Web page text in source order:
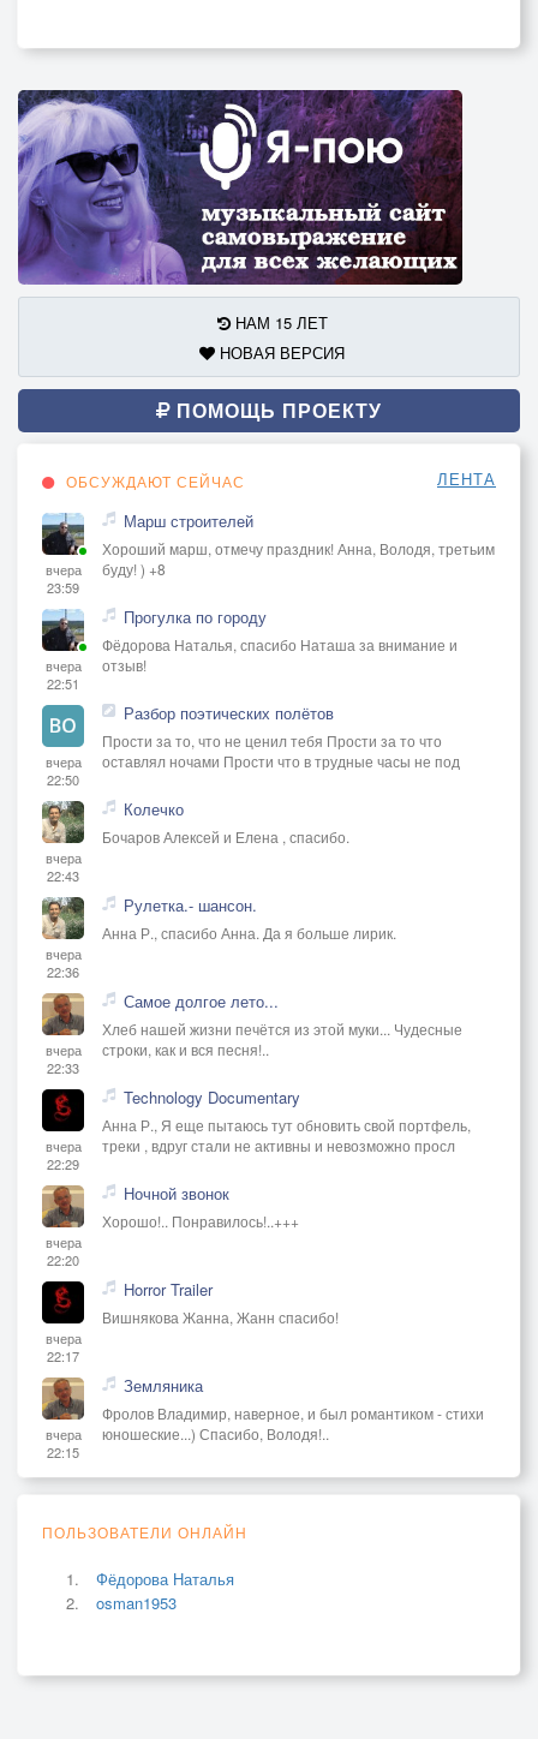
НАМ 15 ЛЕТ
НОВАЯ ВЕРСИЯ
ПОМОЩЬ ПРОЕКТУ
ОБСУЖДАЮТ СЕЙЧАС ЛЕНТА
вчера
23:59
Марш строителей
Хороший марш, отмечу праздник! Анна, Володя, третьим
буду! ) +8
вчера
22:51
Прогулка по городу
Фёдорова Наталья, спасибо Наташа за внимание и
отзыв!
вчера
22:50
Разбор поэтических полётов
Прости за то, что не ценил тебя Прости за то что
оставлял ночами Прости что в трудные часы не под
вчера
22:43
Колечко
Бочаров Алексей и Елена , спасибо.
вчера
22:36
Рулетка.- шансон.
Анна Р., спасибо Анна. Да я больше лирик.
вчера
22:33
Самое долгое лето...
Хлеб нашей жизни печётся из этой муки... Чудесные
строки, как и вся песня!..
вчера
22:29
Technology Documentary
Анна Р., Я еще пытаюсь тут обновить свой портфель,
треки , вдруг стали не активны и невозможно просл
вчера
22:20
Ночной звонок
Хорошо!.. Понравилось!..+++
вчера
22:17
Horror Trailer
Вишнякова Жанна, Жанн спасибо!
вчера
22:15
Земляника
Фролов Владимир, наверное, и был романтиком - стихи
юношеские...) Спасибо, Володя!..
ПОЛЬЗОВАТЕЛИ ОНЛАЙН
Фёдорова Наталья
osman1953